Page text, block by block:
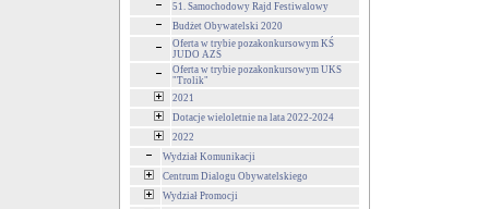
51. Samochodowy Rajd Festiwalowy
Budżet Obywatelski 2020
Oferta w trybie pozakonkursowym KŚ
JUDO AZS
Oferta w trybie pozakonkursowym UKS
"Trolik"
2021
Dotacje wieloletnie na lata 2022-2024
2022
Wydział Komunikacji
Centrum Dialogu Obywatelskiego
Wydział Promocji